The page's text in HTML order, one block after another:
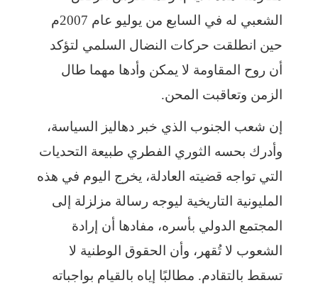
الشعبي له في السابع من يوليو عام 2007م
حين انطلقت حركات النضال السلمي لتؤكد
أن روح المقاومة لا يمكن وأدها مهما طال
الزمن وتعاقبت المحن.
إن شعب الجنوب الذي خبر دهاليز السياسة،
وأدرك بحسه الثوري الفطري طبيعة التحديات
التي تواجه قضيته العادلة، يخرج اليوم في هذه
المليونية التاريخية ليوجه رسالة مزلزلة إلى
المجتمع الدولي بأسره، مفادها أن إرادة
الشعوب لا تُقهر، وأن الحقوق الوطنية لا
تسقط بالتقادم. مطالبًا إياه بالقيام بواجباته